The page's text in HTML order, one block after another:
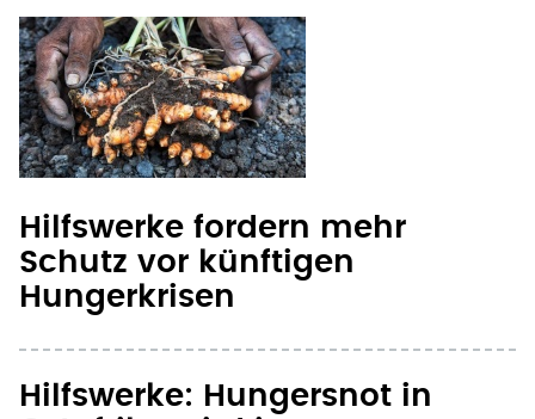
Hilfswerke fordern mehr
Schutz vor künftigen
Hungerkrisen
Hilfswerke: Hungersnot in